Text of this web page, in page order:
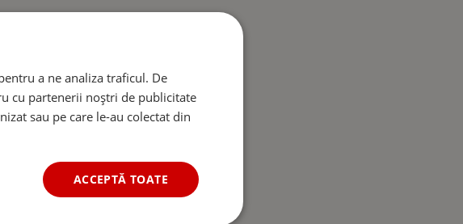
a ne analiza traficul. De
cu partenerii noștri de publicitate
sau pe care le-au colectat din
ACCEPTĂ TOATE